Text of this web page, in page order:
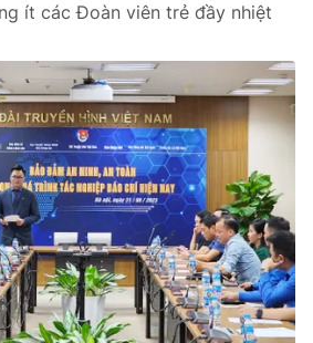
ít các Đoàn viên trẻ đầy nhiệt